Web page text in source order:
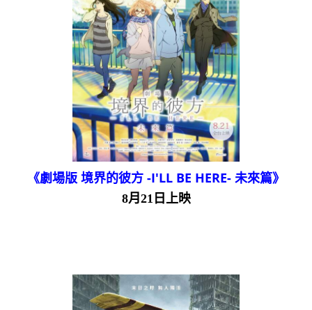
《劇場版 境界的彼方 -I'LL BE HERE- 未來篇》
8月21日上映